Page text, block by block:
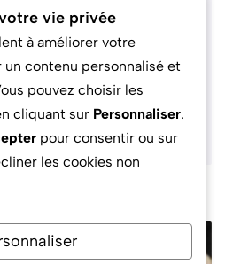
l’information accessible
lecteurs des clés
anticiper et
professionnels ou
vie privée
à améliorer votre
contenu personnalisé et
pouvez choisir les
cliquant sur Personnaliser.
pour consentir ou sur
les cookies non